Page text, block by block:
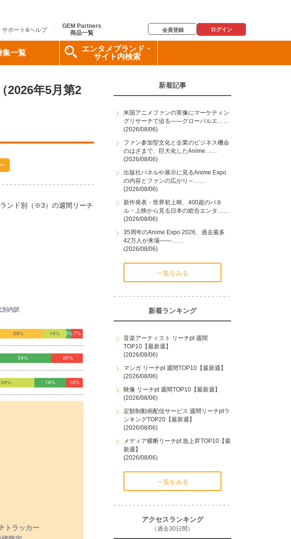
サポート&ヘルプ
GEM Partners
商品一覧
会員登録 ログイン
集一覧
エンタメブランド・
サイト内検索
2026年5月第2
ンド別（※3）の週間リーチ
別内訳
トラッカー
新着記事
米国アニメファンの実像にマーケティン
グリサーチで迫る――グローバルエ……
(2026/08/06)
ファン参加型文化と企業のビジネス機会
のはざまで、巨大化したAnime……
(2026/08/06)
出版社パネルや展示に見るAnime Expo
の内容とファンの広がり～……
(2026/08/06)
新作発表・世界初上映、400超のパネ
ル・上映から見る日本の総合エンタ……
(2026/08/06)
35周年のAnime Expo 2026、過去最多
42万人が来場――……
(2026/08/06)
一覧をみる
新着ランキング
音楽アーティスト リーチpt 週間
TOP10【最新週】
(2026/08/06)
マンガ リーチpt 週間TOP10【最新週】
(2026/08/06)
映像 リーチpt 週間TOP10【最新週】
(2026/08/06)
定額制動画配信サービス 週間リーチptラ
ンキングTOP20【最新週】
(2026/08/06)
メディア横断リーチpt 急上昇TOP10【最
新週】
(2026/08/06)
一覧をみる
アクセスランキング
（過去30日間）